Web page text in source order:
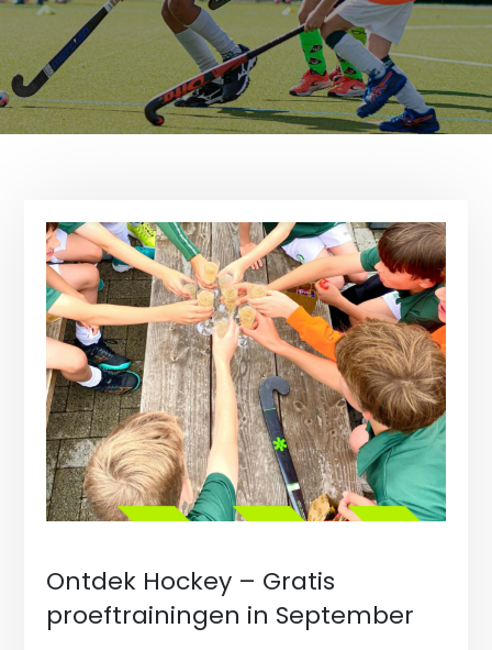
Ontdek Hockey – Gratis
proeftrainingen in September